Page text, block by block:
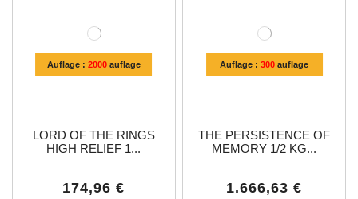
Auflage : 2000auflage
LORD OF THE RINGS
HIGH RELIEF 1...
174,96 €
Auflage :300 auflage
THE PERSISTENCE OF
MEMORY 1/2 KG...
1.666,63 €